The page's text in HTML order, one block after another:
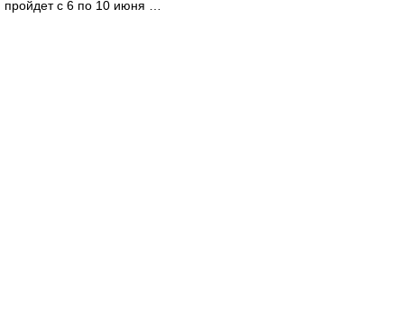
пройдет с 6 по 10 июня …